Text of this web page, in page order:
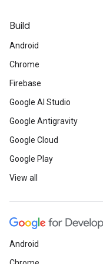
Build
Android
Chrome
Firebase
Google AI Studio
Google Antigravity
Google Cloud
Google Play
View all
Android